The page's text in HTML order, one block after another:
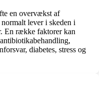
en overvækst af
lever i skeden i
En række faktorer kan
diabetes, stress og